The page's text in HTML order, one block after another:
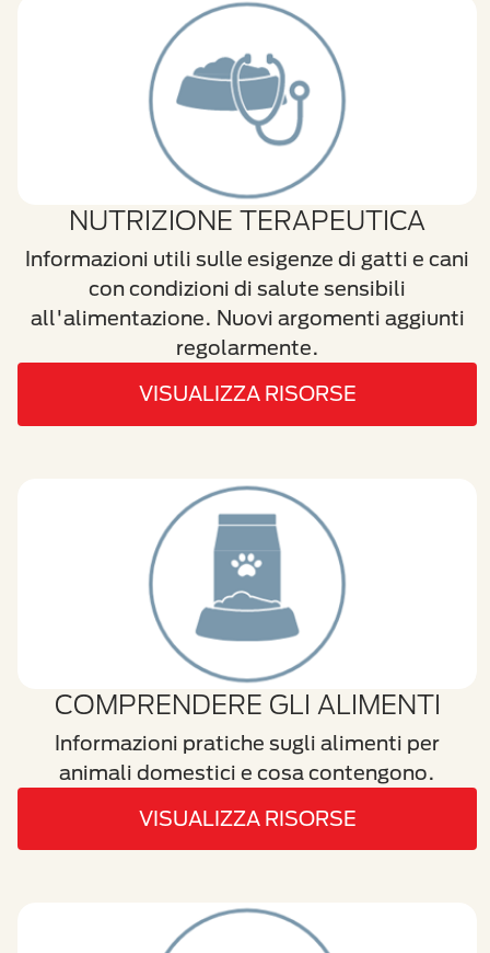
NUTRIZIONE TERAPEUTICA
Informazioni utili sulle esigenze di gatti e cani
con condizioni di salute sensibili
all'alimentazione. Nuovi argomenti aggiunti
regolarmente.
VISUALIZZA RISORSE
COMPRENDERE GLI ALIMENTI
Informazioni pratiche sugli alimenti per
animali domestici e cosa contengono.
VISUALIZZA RISORSE